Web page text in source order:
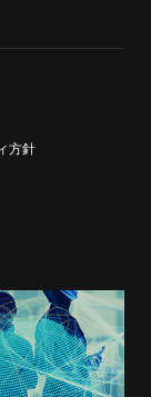
方針